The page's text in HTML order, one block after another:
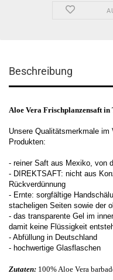
Beschreibung
Aloe Vera Frischplanzensaft
Unsere Qualitätsmerkmale im
Produkten:
- reiner Saft aus Mexiko, von
- DIREKTSAFT: nicht aus
Rückverdünnung
- Ernte: sorgfältige
stacheligen Seiten sowie der
- das transparente Gel im
damit keine Flüssigkeit
- Abfüllung in Deutschland
- hochwertige Glasflaschen
Zutaten: 100% Aloe Vera